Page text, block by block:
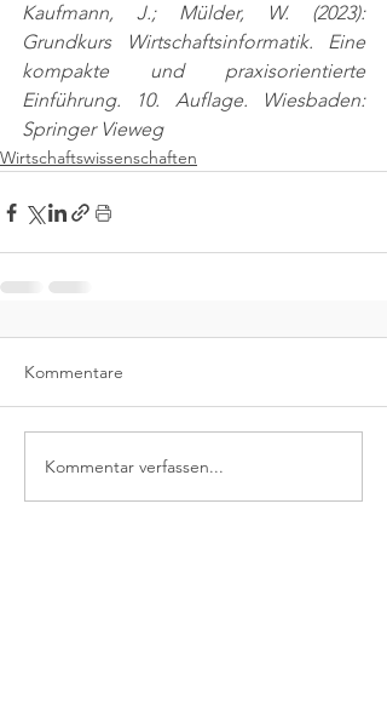
Kaufmann, J.; Mülder, W. (2023):
Grundkurs Wirtschaftsinformatik. Eine
kompakte und praxisorientierte
Einführung. 10. Auflage. Wiesbaden:
Springer Vieweg
Wirtschaftswissenschaften
Kommentare
Kommentar verfassen...